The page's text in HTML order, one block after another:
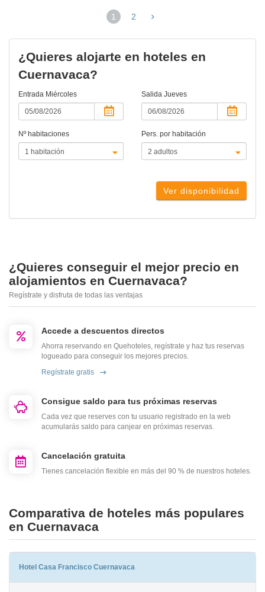
1
(página
2
¿Quieres alojarte en hoteles en
Cuernavaca?
Entrada Miércoles Salida Jueves
Nº habitaciones Pers. por habitación
Ver disponibilidad
¿Quieres conseguir el mejor precio en
alojamientos en Cuernavaca?
Regístrate y disfruta de todas las ventajas
Accede a descuentos directos
Ahorra reservando en Quehoteles, regístrate y haz tus reservas
logueado para conseguir los mejores precios.
Regístrate gratis
Consigue saldo para tus próximas reservas
Cada vez que reserves con tu usuario registrado en la web
acumularás saldo para canjear en próximas reservas.
Cancelación gratuita
Tienes cancelación flexible en más del 90 % de nuestros hoteles.
Comparativa de hoteles más populares
en Cuernavaca
Hotel Casa Francisco Cuernavaca